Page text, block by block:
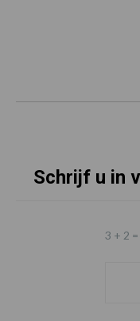
Schrijf u in
3 + 2 =